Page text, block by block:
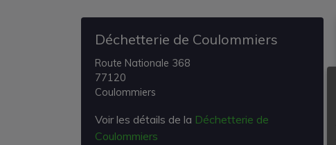
Déchetterie de Coulommiers
Route Nationale 368
77120
Coulommiers
Voir les détails de la Déchetterie de
Coulommiers